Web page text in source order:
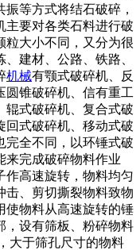
等方式将结石破碎，
主要对各类石料进行破
粒大小不同，又分为很
建材、公路、铁路、
机械有颚式破碎机、反
圆锥破碎机、信有重工
辊式破碎机、复合式破
回式破碎机、移动式破
完全不同，以环锤式破
来完成破碎物料作业
作高速旋转，物料均匀
击、剪切撕裂物料致物
使物料从高速旋转的锤
，设有筛板、粉碎物料
大于筛孔尺寸的物料